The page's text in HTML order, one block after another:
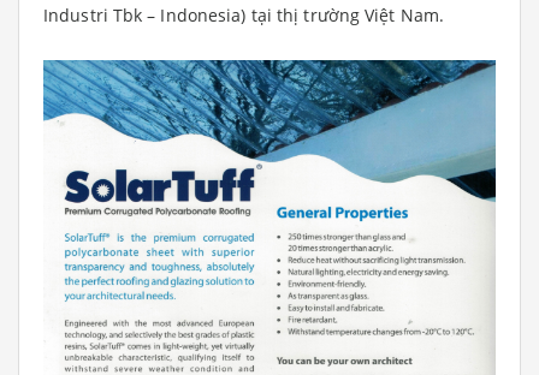
Industri Tbk – Indonesia) tại thị trường Việt Nam.